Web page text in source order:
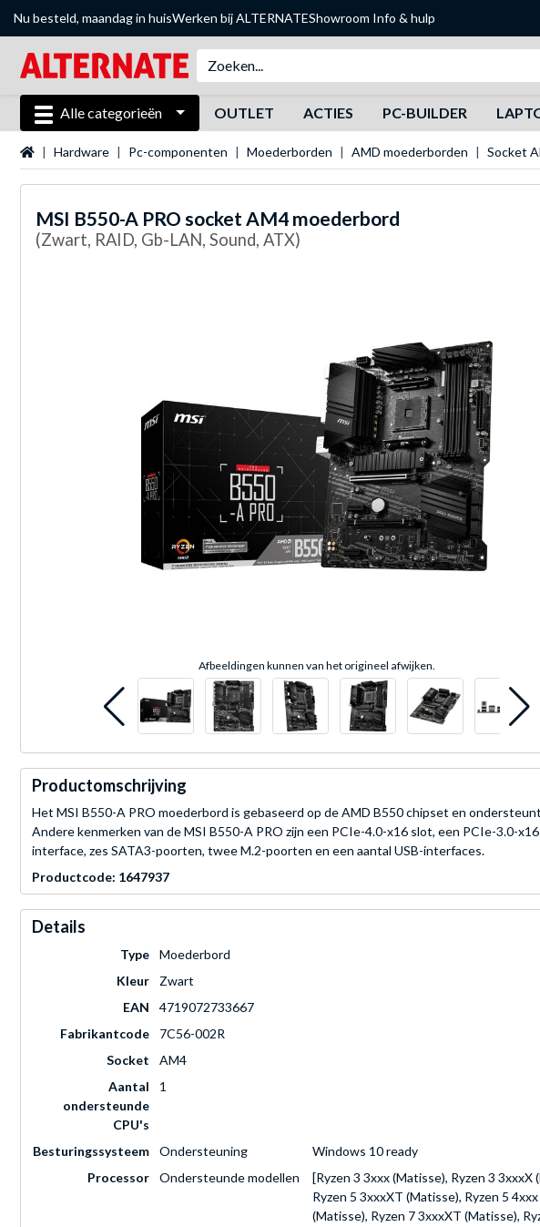
Nu besteld, maandag in huisWerken bij ALTERNATEShowroom Info & hulp
Alle categorieën OUTLET ACTIES PC-BUILDER
Startpagina
Hardware Pc-componenten Moederborden AMD moederborden Socket
MSI B550-A PRO socket AM4 moederbord
(Zwart, RAID, Gb-LAN, Sound, ATX)
Afbeeldingen kunnen van het origineel afwijken.
Productomschrijving
Het MSI B550-A PRO moederbord is gebaseerd op de AMD B550 chipset en
Andere kenmerken van de MSI B550-A PRO zijn een PCIe-4.0-x16 slot, een PCIe-3.0-
interface, zes SATA3-poorten, twee M.2-poorten en een aantal USB-interfaces.
Productcode: 1647937
Details
Type
Moederbord
Kleur
Zwart
EAN
4719072733667
Fabrikantcode
7C56-002R
Socket
AM4
Aantal
ondersteunde
CPU's
1
Besturingssysteem Ondersteuning
Windows 10 ready
Processor
Ondersteunde modellen
[Ryzen 3 3xxx (Matisse), Ryzen 3 3xxxX
Ryzen 5 3xxxXT (Matisse), Ryzen 5
(Matisse), Ryzen 7 3xxxXT (Matisse),